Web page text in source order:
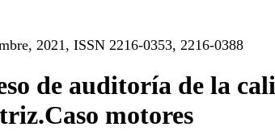
2021, ISSN 2216-0353, 2216-0388
de auditoría de la
motores